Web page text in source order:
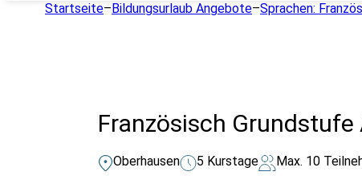
Startseite–Bildungsurlaub Angebote–Sprachen:
Französisch
Oberhausen 5 Kurstage Max. 10